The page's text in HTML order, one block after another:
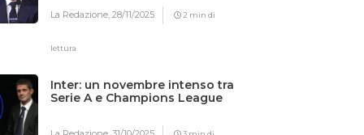
La Redazione,28/11/2025 2 min di
lettura
Inter: un novembre intenso tra
Serie A e Champions League